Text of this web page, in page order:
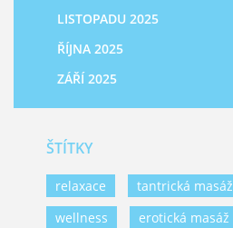
LISTOPADU 2025
ŘÍJNA 2025
ZÁŘÍ 2025
ŠTÍTKY
relaxace tantrická masáž
wellness
erotická masáž